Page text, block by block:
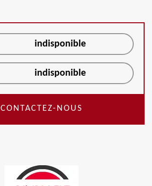
indisponible
indisponible
CONTACTEZ-NOUS